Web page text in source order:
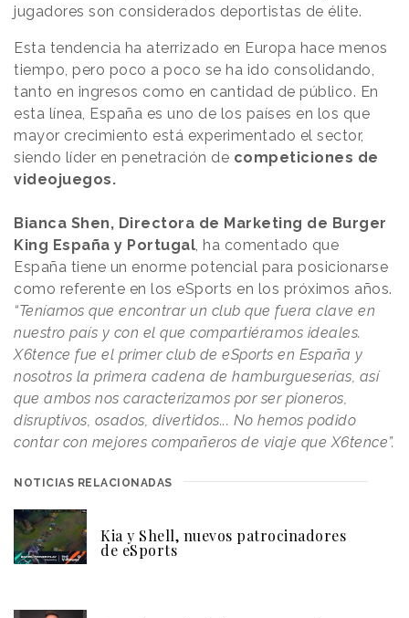
jugadores son considerados deportistas de élite.
Esta tendencia ha aterrizado en Europa hace menos
tiempo, pero poco a poco se ha ido consolidando,
tanto en ingresos como en cantidad de público. En
esta línea, España es uno de los países en los que
mayor crecimiento está experimentado el sector,
siendo líder en penetración de competiciones de
videojuegos.
Bianca Shen, Directora de Marketing de Burger
King España y Portugal, ha comentado que
España tiene un enorme potencial para posicionarse
como referente en los eSports en los próximos años.
“Teníamos que encontrar un club que fuera clave en
nuestro país y con el que compartiéramos ideales.
X6tence fue el primer club de eSports en España y
nosotros la primera cadena de hamburgueserías, así
que ambos nos caracterizamos por ser pioneros,
disruptivos, osados, divertidos... No hemos podido
contar con mejores compañeros de viaje que X6tence”.
NOTICIAS RELACIONADAS
Kia y Shell, nuevos patrocinadores
de eSports